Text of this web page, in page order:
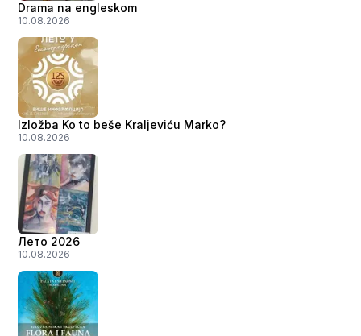
Drama na engleskom
10.08.2026
Izložba Ko to beše Kraljeviću Marko?
10.08.2026
Лето 2026
10.08.2026